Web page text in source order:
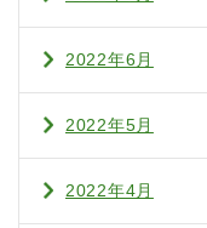
2022年6月
2022年5月
2022年4月